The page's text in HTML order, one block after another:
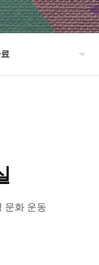
실
은Best&Worst
문화 운동